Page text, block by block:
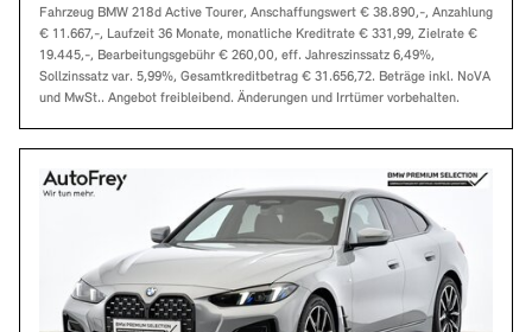
Fahrzeug BMW 218d Active Tourer, Anschaffungswert € 38.890,-, Anzahlung
€ 11.667,-, Laufzeit 36 Monate, monatliche Kreditrate € 331,99, Zielrate €
19.445,-, Bearbeitungsgebühr € 260,00, eff. Jahreszinssatz 6,49%,
Sollzinssatz var. 5,99%, Gesamtkreditbetrag € 31.656,72. Beträge inkl. NoVA
und MwSt.. Angebot freibleibend. Änderungen und Irrtümer vorbehalten.